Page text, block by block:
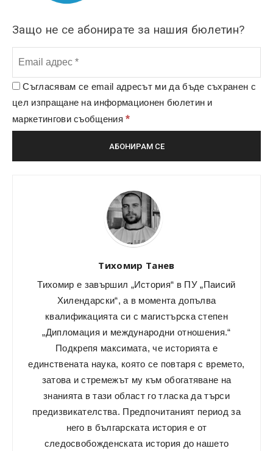
Защо не се абонирате за нашия бюлетин?
Съгласявам се email адресът ми да бъде съхранен с
цел изпращане на информационен бюлетин и
маркетингови съобщения*
Тихомир Танев
Тихомир е завършил „История“ в ПУ „Паисий
Хилендарски“, а в момента допълва
квалификацията си с магистърска степен
„Дипломация и международни отношения.“
Подкрепя максимата, че историята е
единствената наука, която се повтаря с времето,
затова и стремежът му към обогатяване на
знанията в тази област го тласка да търси
предизвикателства. Предпочитаният период за
него в българската история е от
следосвобожденската история до нашето